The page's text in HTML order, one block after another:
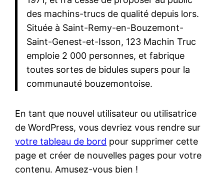
des machins-trucs de qualité depuis lors.
Située à Saint-Remy-en-Bouzemont-
Saint-Genest-et-Isson, 123 Machin Truc
emploie 2 000 personnes, et fabrique
toutes sortes de bidules supers pour la
communauté bouzemontoise.
En tant que nouvel utilisateur ou utilisatrice
de WordPress, vous devriez vous rendre sur
votre tableau de bord pour supprimer cette
page et créer de nouvelles pages pour votre
contenu. Amusez-vous bien !